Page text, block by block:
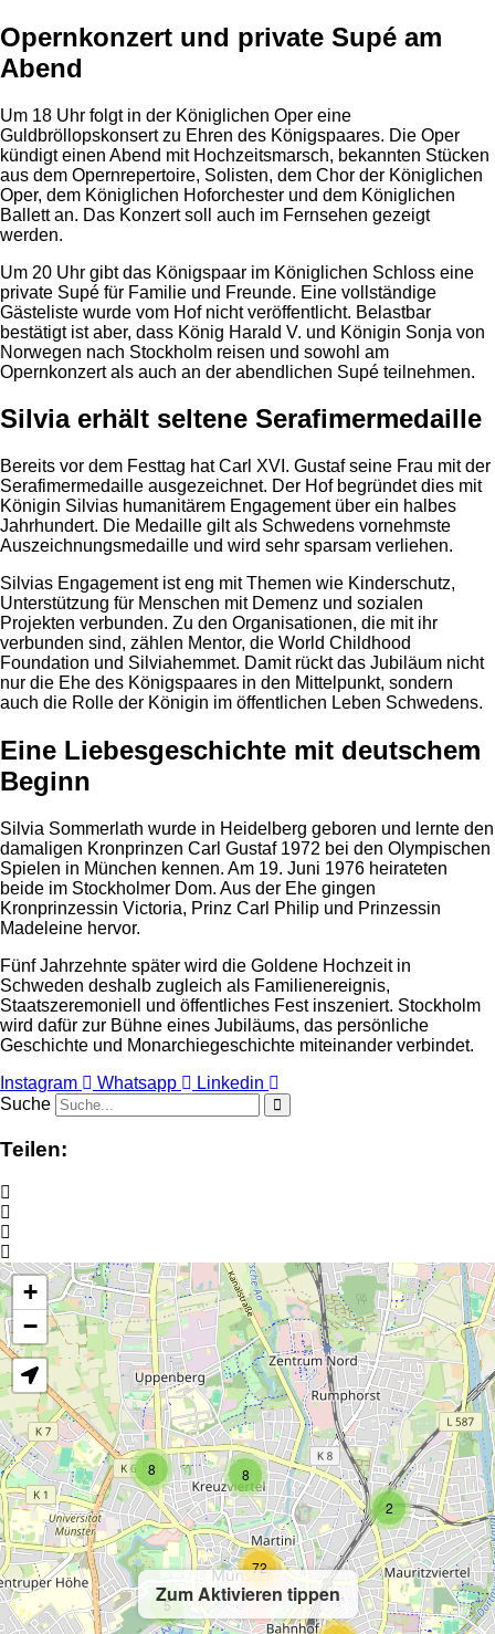
Opernkonzert und private Supé am
Abend
Um 18 Uhr folgt in der Königlichen Oper eine
Guldbröllopskonsert zu Ehren des Königspaares. Die Oper
kündigt einen Abend mit Hochzeitsmarsch, bekannten Stücken
aus dem Opernrepertoire, Solisten, dem Chor der Königlichen
Oper, dem Königlichen Hoforchester und dem Königlichen
Ballett an. Das Konzert soll auch im Fernsehen gezeigt
werden.
Um 20 Uhr gibt das Königspaar im Königlichen Schloss eine
private Supé für Familie und Freunde. Eine vollständige
Gästeliste wurde vom Hof nicht veröffentlicht. Belastbar
bestätigt ist aber, dass König Harald V. und Königin Sonja von
Norwegen nach Stockholm reisen und sowohl am
Opernkonzert als auch an der abendlichen Supé teilnehmen.
Silvia erhält seltene Serafimermedaille
Bereits vor dem Festtag hat Carl XVI. Gustaf seine Frau mit der
Serafimermedaille ausgezeichnet. Der Hof begründet dies mit
Königin Silvias humanitärem Engagement über ein halbes
Jahrhundert. Die Medaille gilt als Schwedens vornehmste
Auszeichnungsmedaille und wird sehr sparsam verliehen.
Silvias Engagement ist eng mit Themen wie Kinderschutz,
Unterstützung für Menschen mit Demenz und sozialen
Projekten verbunden. Zu den Organisationen, die mit ihr
verbunden sind, zählen Mentor, die World Childhood
Foundation und Silviahemmet. Damit rückt das Jubiläum nicht
nur die Ehe des Königspaares in den Mittelpunkt, sondern
auch die Rolle der Königin im öffentlichen Leben Schwedens.
Eine Liebesgeschichte mit deutschem
Beginn
Silvia Sommerlath wurde in Heidelberg geboren und lernte den
damaligen Kronprinzen Carl Gustaf 1972 bei den Olympischen
Spielen in München kennen. Am 19. Juni 1976 heirateten
beide im Stockholmer Dom. Aus der Ehe gingen
Kronprinzessin Victoria, Prinz Carl Philip und Prinzessin
Madeleine hervor.
Fünf Jahrzehnte später wird die Goldene Hochzeit in
Schweden deshalb zugleich als Familienereignis,
Staatszeremoniell und öffentliches Fest inszeniert. Stockholm
wird dafür zur Bühne eines Jubiläums, das persönliche
Geschichte und Monarchiegeschichte miteinander verbindet.
Instagram
Whatsapp
Linkedin
Suche
Teilen:
Zum Aktivieren tippen
2
8 8
5
72
+
−